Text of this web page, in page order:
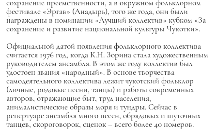
сохранение преемственности, а в окружном фольклорном
фестивале «Эргав» (Анадырь), того же года, они были
награждены в номинации «Лучший коллектив» кубком «За
сохранение и развитие национальной культуры Чукотки».
Официальной датой появления фольклорного коллектива
считается 1976 год, когда К.Н. Зорина стала художественным
руководителем ансамбля. В этом же году коллектив был
удостоен звания «народный». В основе творчества
самодеятельного коллектива лежит чукотский фольклор
(личные, родовые песни, танцы) и работы современных
авторов, отражающие быт, труд населения,
анималистические образы моря и тундры. Сейчас в
репертуаре ансамбля много песен, обрядовых и шуточных
танцев, скороговорок, сценок – всего более 40 номеров.